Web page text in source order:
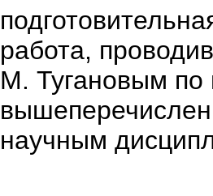
работа,
М. Тугановым по
научным